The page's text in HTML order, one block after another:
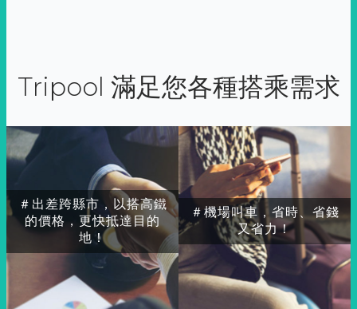
Tripool 滿足您各種搭乘需求
＃出差跨縣市，以搭高鐵
的價格，更快抵達目的
地！
＃機場叫車，省時、省錢
又省力！